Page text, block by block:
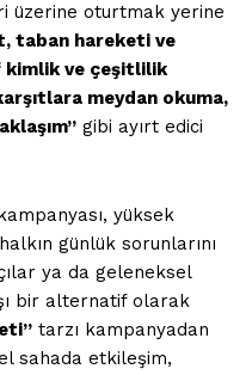
üzerine oturtmak yerine
taban hareketi ve
kimlik ve çeşitlilik
meydan okuma,
gibi ayırt edici
yüksek
günlük sorunlarını
ya da geleneksel
bir alternatif olarak
tarzı kampanyadan
sahada etkileşim,